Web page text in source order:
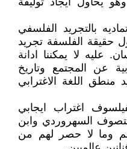
بالتجريد الفلسفي
حقيقة الفلسفة تجريد
عليه لا يمكننا ادانة
عن المجتمع وتاريخ
منطق اللغة الاغترابي
اغتراب ايجابي
السهروردي وابن
وما لا حصر لهم من